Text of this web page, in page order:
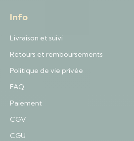
Info
Livraison et suivi
Retours et remboursements
Politique de vie privée
FAQ
Paiement
CGV
CGU